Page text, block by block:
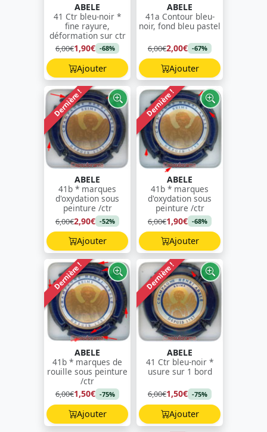
ABELE
41 Ctr bleu-noir *
fine rayure,
déformation sur ctr
6,00€1,90€ -68%
Ajouter
ABELE
41a Contour bleu-
noir, fond bleu pastel
6,00€2,00€ -67%
Ajouter
Dernière !
ABELE
41b * marques
d'oxydation sous
peinture /ctr
6,00€2,90€ -52%
Ajouter
Dernière !
ABELE
41b * marques
d'oxydation sous
peinture /ctr
6,00€1,90€ -68%
Ajouter
Dernière !
ABELE
41b * marques de
rouille sous peinture
/ctr
6,00€1,50€ -75%
Ajouter
Dernière !
ABELE
41 Ctr bleu-noir *
usure sur 1 bord
6,00€1,50€ -75%
Ajouter